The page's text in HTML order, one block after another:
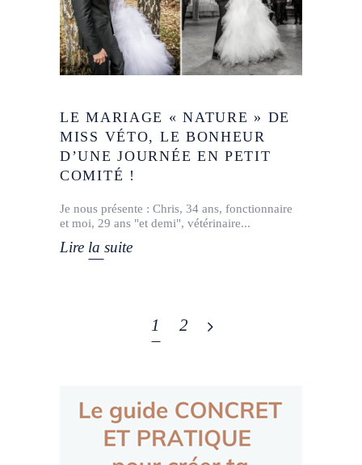
LE MARIAGE « NATURE » DE
MISS VÉTO, LE BONHEUR
D’UNE JOURNÉE EN PETIT
COMITÉ !
Je nous présente : Chris, 34 ans, fonctionnaire
et moi, 29 ans "et demi", vétérinaire
Lire la suite
1 2